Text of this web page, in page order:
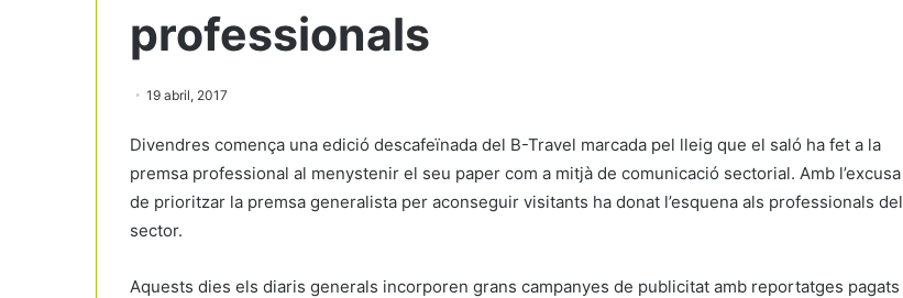
professionals
19 abril, 2017
Divendres comença una edició descafeïnada del B-Travel marcada pel lleig que el saló ha fet a la
premsa professional al menystenir el seu paper com a mitjà de comunicació sectorial. Amb l’excusa
de prioritzar la premsa generalista per aconseguir visitants ha donat l’esquena als professionals del
sector.
Aquests dies els diaris generals incorporen grans campanyes de publicitat amb reportatges pagats